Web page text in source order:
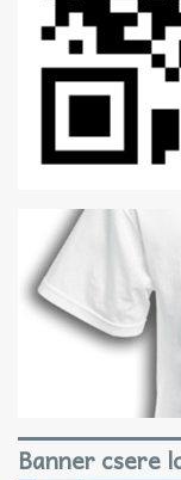
Banner csere